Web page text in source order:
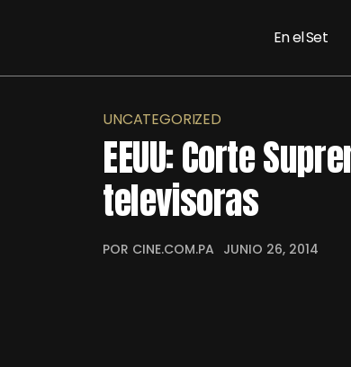
En el Set
UNCATEGORIZED
EEUU: Corte
televisoras
POR CINE.COM.PA JUNIO 26, 2014